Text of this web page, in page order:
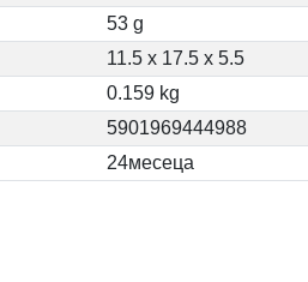
53 g
11.5 x 17.5 x 5.5
0.159 kg
5901969444988
24месеца